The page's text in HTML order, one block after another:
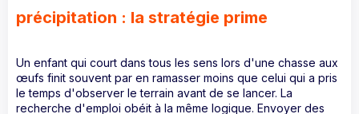
précipitation : la stratégie prime
Un enfant qui court dans tous les sens lors d'une chasse aux
œufs finit souvent par en ramasser moins que celui qui a pris
le temps d'observer le terrain avant de se lancer. La
recherche d'emploi obéit à la même logique. Envoyer des